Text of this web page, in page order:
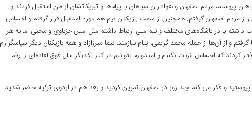
پیوستم، مردم اصفهان و هواداران سپاهان با پیام‌ها و تبریکاتشان از من استقبال کردند و
مردم اصفهان گرفتم. همچنین از سمت بازیکنان تیم هم مورد استقبال قرار گرفتم و احساس
داشتم یا در باشگاه‌های مختلف و تیم ملی ارتباط داشتم مثل امین حزباوی و محبی اما به هر
و از آن‌ها از جمله محمد گریمی، پیام نیازمند، نیما میرزازاد و همه بازیکنان دیگر سپاسگزارم
کردند که احساس غربت نکنیم و امیدوارم بتوانیم در کنار یکدیگر سال فوق‌العاده‌ای را رقم
و فکر می کنم چند روز در اصفهان تمرین کردید و بعد هم در اردوی ترکیه حاضر شدید